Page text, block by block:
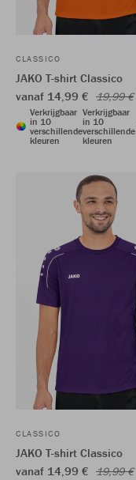
CLASSICO
JAKO T-shirt Classico
vanaf 14,99 € 19,99 €
Verkrijgbaar
in 10
verschillende
kleuren
Verkrijgbaar
in 10
verschillende
kleuren
CLASSICO
JAKO T-shirt Classico
vanaf 14,99 € 19,99 €